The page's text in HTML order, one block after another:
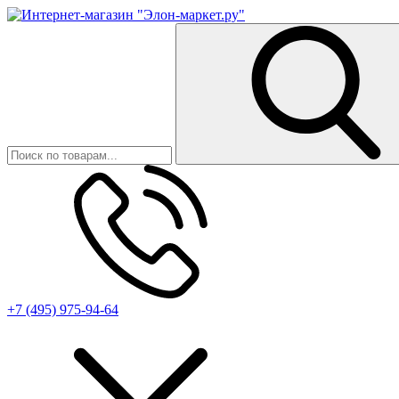
+7 (495) 975-94-64